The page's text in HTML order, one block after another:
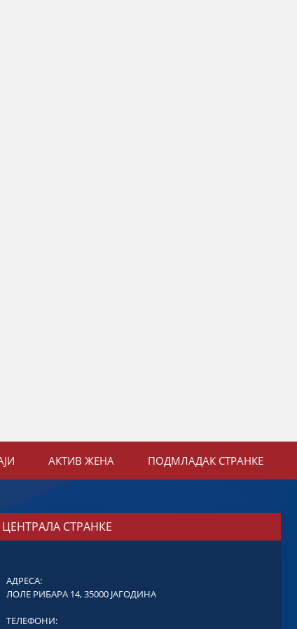
АКТИВ ЖЕНА ПОДМЛАДАК СТРАНКЕ
ЦЕНТРАЛА СТРАНКЕ
АДРЕСА:
ЛОЛЕ РИБАРА 14, 35000 ЈАГОДИНА
ТЕЛЕФОНИ: